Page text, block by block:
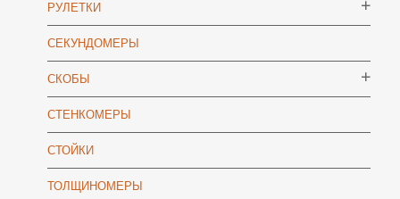
РУЛЕТКИ
СЕКУНДОМЕРЫ
СКОБЫ
СТЕНКОМЕРЫ
СТОЙКИ
ТОЛЩИНОМЕРЫ